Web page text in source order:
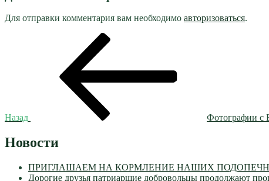
Для отправки комментария вам необходимо авторизоваться.
Назад Фотографии с
Новости
ПРИГЛАШАЕМ НА КОРМЛЕНИЕ НАШИХ
Дорогие друзья патриаршие добровольцы продолжают